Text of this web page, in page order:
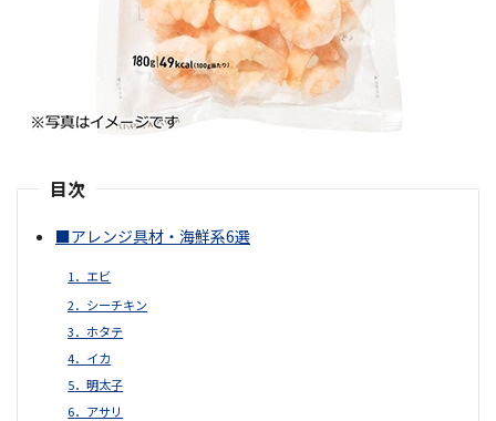
目次
■アレンジ具材・海鮮系6選
1．エビ
2．シーチキン
3．ホタテ
4．イカ
5．明太子
6．アサリ